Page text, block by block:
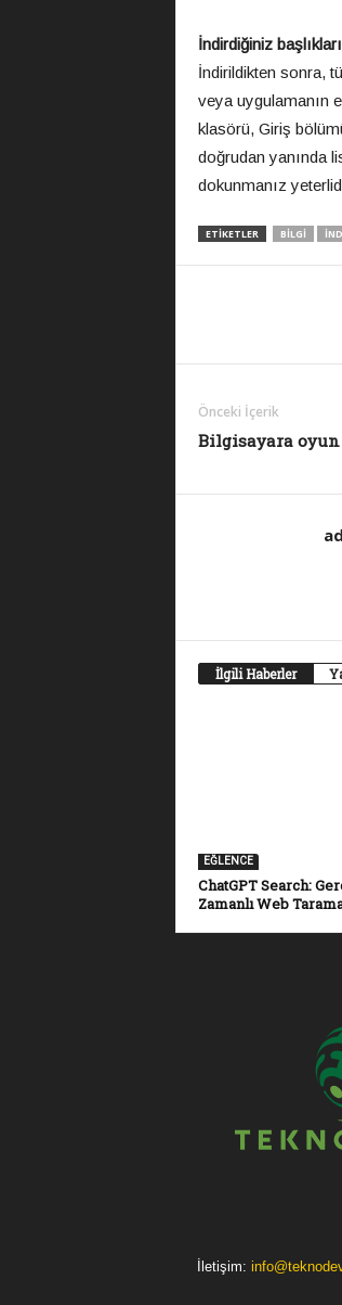
İndirdiğiniz
İndirildikten sonra,
veya uygulamanın
klasörü, Giriş
doğrudan yanında
dokunmanız
ETIKETLER BILGI
Önceki İçerik
Bilgisayara oyun
İlgili Haberler
EĞLENCE
ChatGPT Search:
Zamanlı Web
İletişim: